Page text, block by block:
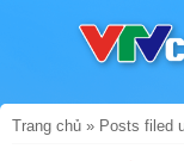
Trang chủ » Posts filed